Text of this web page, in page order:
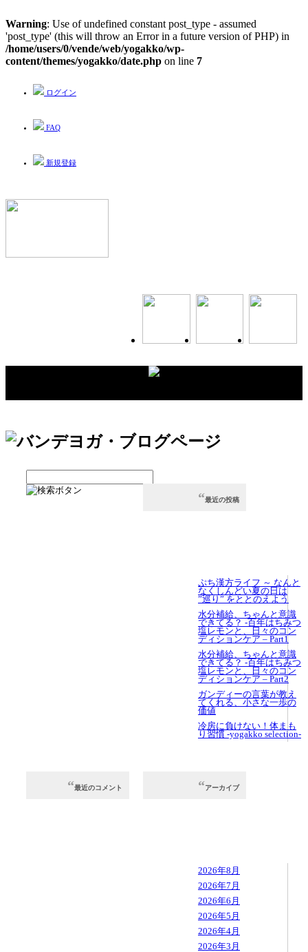
Warning: Use of undefined constant post_type - assumed
'post_type' (this will throw an Error in a future version of PHP) in
/home/users/0/vende/web/yogakko/wp-
content/themes/yogakko/date.php on line 7
ログイン
FAQ
新規登録
最近の投稿
ぷち漢方ライフ ～ なんと
なくしんどい夏の日は
”巡り” をととのえよう
⽔分補給、ちゃんと意識
できてる？ -百年はちみつ
塩レモンと、⽇々のコン
ディションケア – Part1
⽔分補給、ちゃんと意識
できてる？ -百年はちみつ
塩レモンと、⽇々のコン
ディションケア – Part2
ガンディーの言葉が教え
てくれる、小さな一歩の
価値
冷房に負けない！体まも
り習慣 -yogakko selection-
最近のコメント アーカイブ
2026年8月
2026年7月
2026年6月
2026年5月
2026年4月
2026年3月